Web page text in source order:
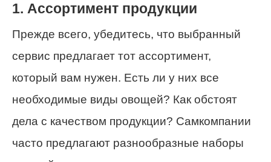
1. Ассортимент продукции
Прежде всего, убедитесь, что выбранный
сервис предлагает тот ассортимент,
который вам нужен. Есть ли у них все
необходимые виды овощей? Как обстоят
дела с качеством продукции? Самкомпании
часто предлагают разнообразные наборы